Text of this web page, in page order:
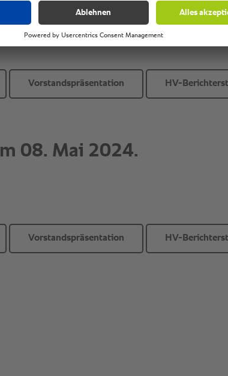
Vorstandspräsentation HV-
Vorstandspräsentation HV-